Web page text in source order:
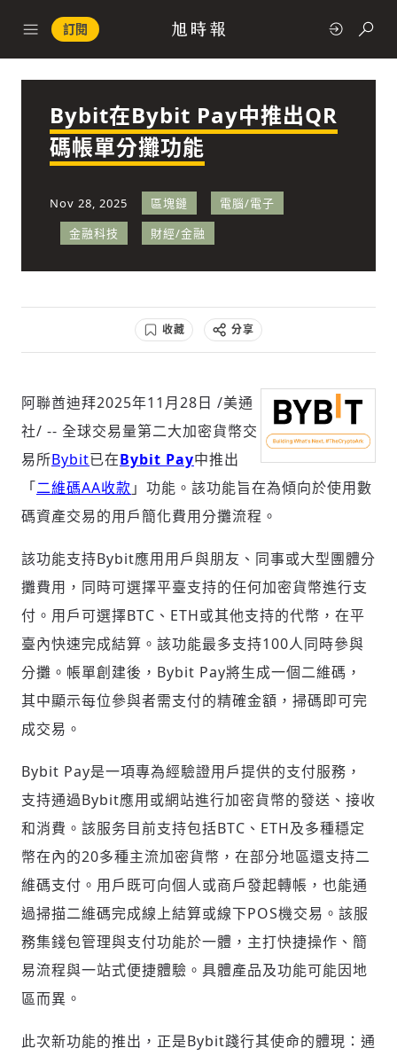
訂閱
政治
經濟
科技
社會
人文
Bybit在Bybit Pay中推出QR
碼帳單分攤功能
Nov 28, 2025 區塊鏈
電腦/電子
金融科技
財經/金融
收藏 分享
阿聯酋迪拜2025年11月28日 /美通
社/ -- 全球交易量第二大加密貨幣交
易所Bybit已在Bybit Pay中推出
「二維碼AA收款 」功能。該功能旨在為傾向於使用數
碼資產交易的用戶簡化費用分攤流程。
該功能支持Bybit應用用戶與朋友、同事或大型團體分
攤費用，同時可選擇平臺支持的任何加密貨幣進行支
付。用戶可選擇BTC、ETH或其他支持的代幣，在平
臺內快速完成結算。該功能最多支持100人同時參與
分攤。帳單創建後，Bybit Pay將生成一個二維碼，
其中顯示每位參與者需支付的精確金額，掃碼即可完
成交易。
Bybit Pay是一項專為經驗證用戶提供的支付服務，
支持通過Bybit應用或網站進行加密貨幣的發送、接收
和消費。該服务目前支持包括BTC、ETH及多種穩定
幣在內的20多種主流加密貨幣，在部分地區還支持二
維碼支付。用戶既可向個人或商戶發起轉帳，也能通
過掃描二維碼完成線上結算或線下POS機交易。該服
務集錢包管理與支付功能於一體，主打快捷操作、簡
易流程與一站式便捷體驗。具體產品及功能可能因地
區而異。
此次新功能的推出，正是Bybit踐行其使命的體現：通